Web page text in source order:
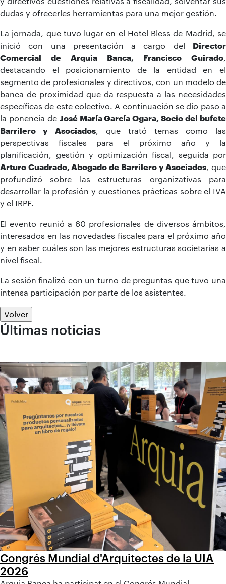
dudas y ofrecerles herramientas para una mejor gestión.
La jornada, que tuvo lugar en el Hotel Bless de Madrid, se
inició con una presentación a cargo del Director
Comercial de Arquia Banca, Francisco Guirado
destacando el posicionamiento de la entidad en el
segmento de profesionales y directivos, con un modelo de
banca de proximidad que da respuesta a las necesidades
específicas de este colectivo. A continuación se dio paso a
la ponencia de José María García Ogara, Socio del bufete
Barrilero y Asociados , que trató temas como las
perspectivas fiscales para el próximo año y la
planificación, gestión y optimización fiscal, seguida por
Arturo Cuadrado, Abogado de Barrilero y Asociados , que
profundizó sobre las estructuras organizativas para
desarrollar la profesión y cuestiones prácticas sobre el IVA
y el IRPF.
El evento reunió a 60 profesionales de diversos ámbitos,
interesados en las novedades fiscales para el próximo año
y en saber cuáles son las mejores estructuras societarias a
nivel fiscal.
La sesión finalizó con un turno de preguntas que tuvo una
intensa participación por parte de los asistentes.
Volver
Últimas noticias
Congrés Mundial d'Arquitectes de la UIA
2026